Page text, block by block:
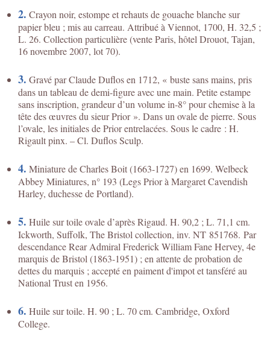
2. Crayon noir, estompe et rehauts de gouache blanche sur
papier bleu ; mis au carreau. Attribué à Viennot, 1700, H. 32,5 ;
L. 26. Collection particulière (vente Paris, hôtel Drouot, Tajan,
16 novembre 2007, lot 70).
3. Gravé par Claude Duflos en 1712, « buste sans mains, pris
dans un tableau de demi-figure avec une main. Petite estampe
sans inscription, grandeur d’un volume in-8° pour chemise à la
tête des œuvres du sieur Prior ». Dans un ovale de pierre. Sous
l’ovale, les initiales de Prior entrelacées. Sous le cadre : H.
Rigault pinx. – Cl. Duflos Sculp.
4. Miniature de Charles Boit (1663-1727) en 1699. Welbeck
Abbey Miniatures, n° 193 (Legs Prior à Margaret Cavendish
Harley, duchesse de Portland).
5. Huile sur toile ovale d’après Rigaud. H. 90,2 ; L. 71,1 cm.
Ickworth, Suffolk, The Bristol collection, inv. NT 851768. Par
descendance Rear Admiral Frederick William Fane Hervey, 4e
marquis de Bristol (1863-1951) ; en attente de probation de
dettes du marquis ; accepté en paiment d'impot et tansféré au
National Trust en 1956.
6. Huile sur toile. H. 90 ; L. 70 cm. Cambridge, Oxford
College.